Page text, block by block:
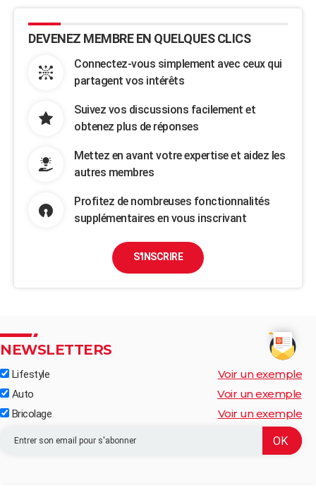
DEVENEZ MEMBRE EN QUELQUES CLICS
Connectez-vous simplement avec ceux qui
partagent vos intérêts
Suivez vos discussions facilement et
obtenez plus de réponses
Mettez en avant votre expertise et aidez les
autres membres
Profitez de nombreuses fonctionnalités
supplémentaires en vous inscrivant
S'INSCRIRE
NEWSLETTERS
Lifestyle Voir un exemple
Auto Voir un exemple
Bricolage Voir un exemple